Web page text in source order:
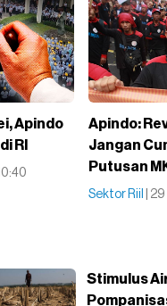
Apindo
RI
Apindo:
Jangan
Putusan
Sektor Riil |
Stimulus